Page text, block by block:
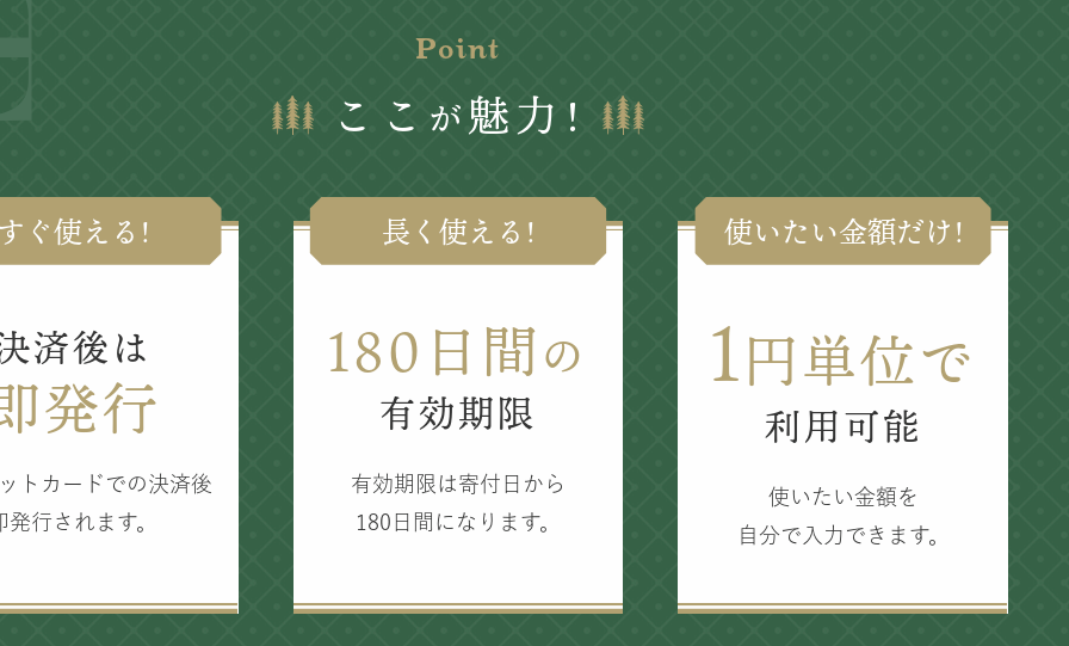
Point
ここ が魅力!
ぐ使える!
済後は
発行
トカードでの決済後
発行されます。
長く使える!
180日間の
有効期限
有効期限は寄付日から
180日間になります。
使いたい金額だけ!
1円単位で
利用可能
使いたい金額を
自分で入力できます。